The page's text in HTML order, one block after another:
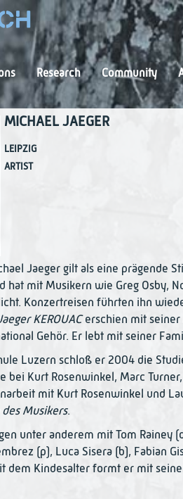
Research Community
MICHAEL JAEGER
LEIPZIG
ARTIST
Jaeger gilt als eine prägende
hat mit Musikern wie Greg Osby,
Konzertreisen führten ihn
KEROUACerschien mit seiner
Gehör. Er lebt mit seiner
Luzern schloß er 2004 die
bei Kurt Rosenwinkel, Marc
mit Kurt Rosenwinkel und
Musikers.
unter anderem mit Tom Rainey
(p), Luca Sisera (b), Fabian
dem Kindesalter formt er mit